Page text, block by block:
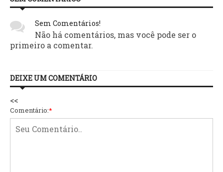
Sem Comentários!
Não há comentários, mas você pode ser o
primeiro a comentar.
DEIXE UM COMENTÁRIO
<<
Comentário:*